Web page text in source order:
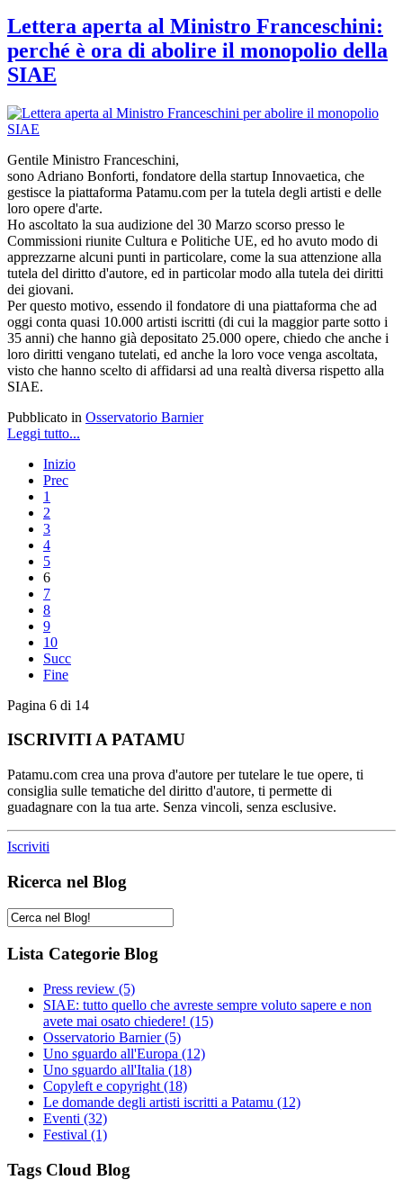
Lettera aperta al Ministro Franceschini:
perché è ora di abolire il monopolio della
SIAE
Gentile Ministro Franceschini,
sono Adriano Bonforti, fondatore della startup Innovaetica, che
gestisce la piattaforma Patamu.com per la tutela degli artisti e delle
loro opere d'arte.
Ho ascoltato la sua audizione del 30 Marzo scorso presso le
Commissioni riunite Cultura e Politiche UE, ed ho avuto modo di
apprezzarne alcuni punti in particolare, come la sua attenzione alla
tutela del diritto d'autore, ed in particolar modo alla tutela dei diritti
dei giovani.
Per questo motivo, essendo il fondatore di una piattaforma che ad
oggi conta quasi 10.000 artisti iscritti (di cui la maggior parte sotto i
35 anni) che hanno già depositato 25.000 opere, chiedo che anche i
loro diritti vengano tutelati, ed anche la loro voce venga ascoltata,
visto che hanno scelto di affidarsi ad una realtà diversa rispetto alla
SIAE.
Pubblicato in Osservatorio Barnier
Leggi tutto...
Inizio
Prec
1
2
3
4
5
6
7
8
9
10
Succ
Fine
Pagina 6 di 14
ISCRIVITI A PATAMU
Patamu.com crea una prova d'autore per tutelare le tue opere, ti
consiglia sulle tematiche del diritto d'autore, ti permette di
guadagnare con la tua arte. Senza vincoli, senza esclusive.
Iscriviti
Ricerca nel Blog
Lista Categorie Blog
Press review (5)
SIAE: tutto quello che avreste sempre voluto sapere e non
avete mai osato chiedere! (15)
Osservatorio Barnier(5)
Uno sguardo all'Europa (12)
Uno sguardo all'Italia (18)
Copyleft e copyright (18)
Le domande degli artisti iscritti a Patamu (12)
Eventi (32)
Festival (1)
Tags Cloud Blog